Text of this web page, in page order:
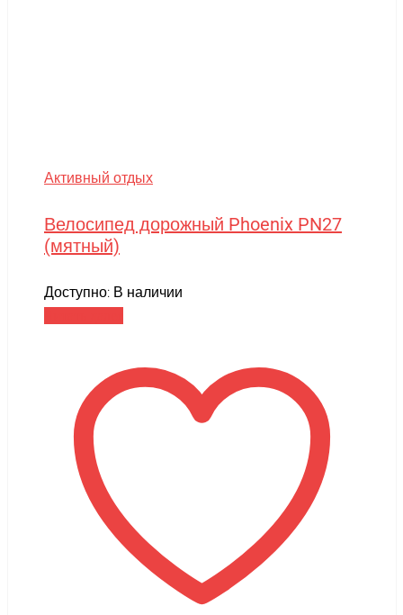
Активный отдых
Велосипед дорожный Phoenix PN27
(мятный)
Доступно: В наличии